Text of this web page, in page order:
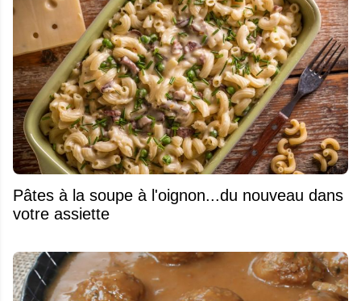
Pâtes à la soupe à l'oignon...du nouveau dans
votre assiette